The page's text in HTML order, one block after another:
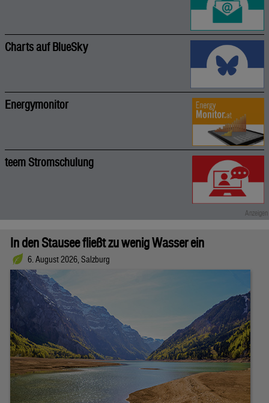
Charts auf BlueSky
Energymonitor
teem Stromschulung
In den Stausee fließt zu wenig Wasser ein
6. August 2026, Salzburg